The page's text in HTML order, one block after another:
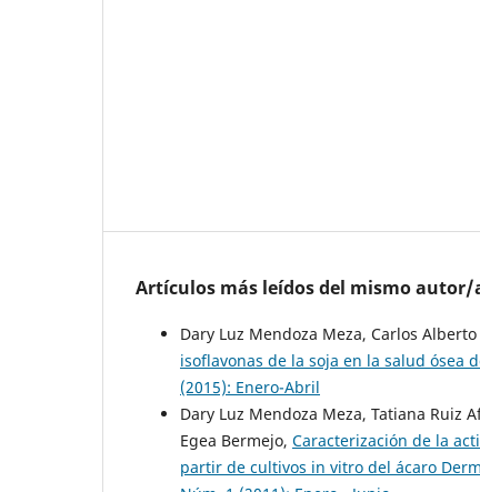
Artículos más leídos del mismo autor/
Dary Luz Mendoza Meza, Carlos
isoflavonas de la soja en la salud ósea
(2015): Enero-Abril
Dary Luz Mendoza Meza, Tatiana Ruiz
Egea Bermejo, Caracterización de la
partir de cultivos in vitro del ácaro